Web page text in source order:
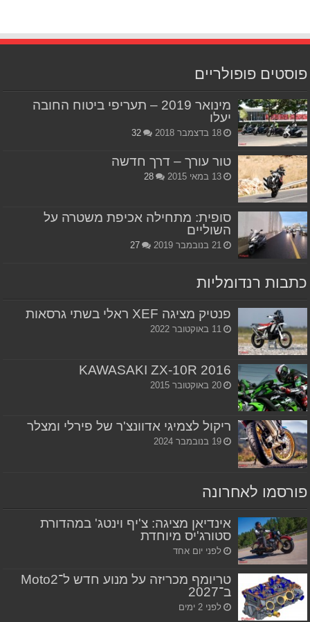
פוסטים פופולריים
מינואר 2019 – תעריפי ביטוח החובה
יעלו
18 בדצמבר 2018 32
טור עורך – דרך חדשה
13 במאי 2015 28
סופית: מתחילה אכיפת משטרה על
השוליים
21 בנובמבר 2019 27
כתבות רנדומליות
פנטיק מציגה XEF ראלי בשתי גרסאות
11 באוקטובר 2022
KAWASAKI ZX-10R 2016
20 באוקטובר 2015
ריקול לצמיגי אדוונצ'ר של פירלי ומצלר
19 בנובמבר 2024
פורסמו לאחרונה
אינדיאן מציגה: צ'יף וינטג' במהדורת
סטורג'יס מיוחדת
לפני יום אחד
טריומף מכריזה על מנוע חדש ל־Moto2
ב־2027
לפני 2 ימים